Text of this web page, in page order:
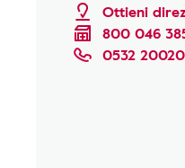
Ottieni
800 046
0532